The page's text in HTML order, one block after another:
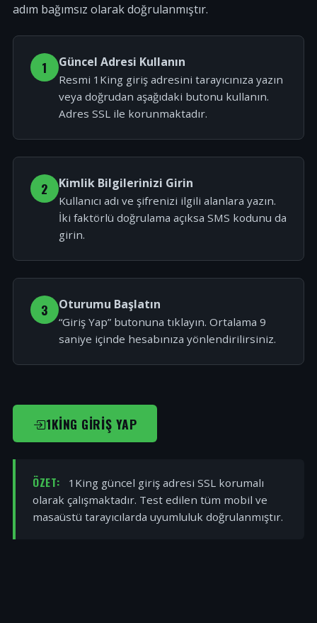
adım bağımsız olarak doğrulanmıştır.
1 Güncel Adresi Kullanın
Resmi 1King giriş adresini tarayıcınıza yazın
veya doğrudan aşağıdaki butonu kullanın.
Adres SSL ile korunmaktadır.
2 Kimlik Bilgilerinizi Girin
Kullanıcı adı ve şifrenizi ilgili alanlara yazın.
İki faktörlü doğrulama açıksa SMS kodunu da
girin.
3 Oturumu Başlatın
“Giriş Yap” butonuna tıklayın. Ortalama 9
saniye içinde hesabınıza yönlendirilirsiniz.
1KING GIRIŞ YAP
ÖZET:
1King güncel giriş adresi SSL korumalı
olarak çalışmaktadır. Test edilen tüm mobil ve
masaüstü tarayıcılarda uyumluluk doğrulanmıştır.